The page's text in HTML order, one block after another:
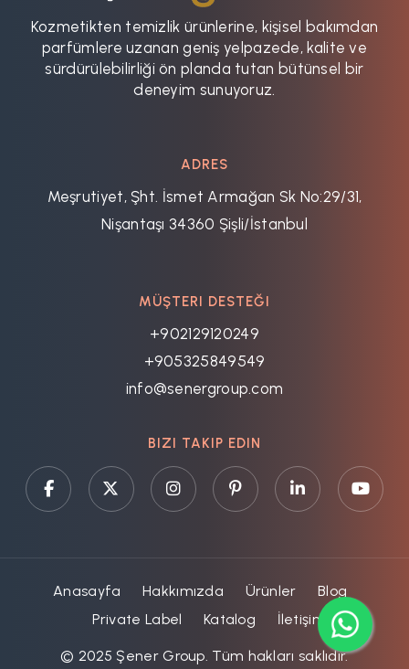
Kozmetikten temizlik ürünlerine, kişisel bakımdan
parfümlere uzanan geniş yelpazede, kalite ve
sürdürülebilirliği ön planda tutan bütünsel bir
deneyim sunuyoruz.
ADRES
Meşrutiyet, Şht. İsmet Armağan Sk No:29/31,
Nişantaşı 34360 Şişli/İstanbul
MÜŞTERI DESTEĞI
+902129120249
+905325849549
info@senergroup.com
BIZI TAKIP EDIN
Anasayfa Hakkımızda Ürünler
Blog
Private Label
Katalog İletişim
© 2025 Şener Group. Tüm hakları saklıdır.